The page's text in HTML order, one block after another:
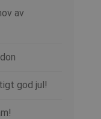
av
god jul!